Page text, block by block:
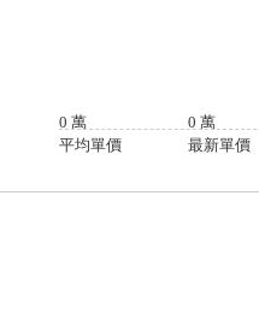
0 萬
平均單價
0 萬
最新單價